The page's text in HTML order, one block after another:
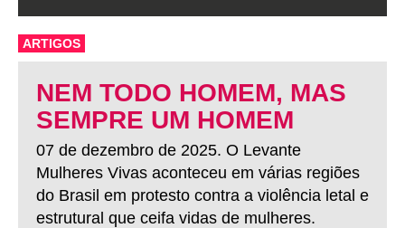
ARTIGOS
NEM TODO HOMEM, MAS
SEMPRE UM HOMEM
07 de dezembro de 2025. O Levante
Mulheres Vivas aconteceu em várias regiões
do Brasil em protesto contra a violência letal e
estrutural que ceifa vidas de mulheres.